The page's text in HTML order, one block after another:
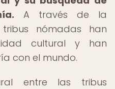
A través de la
nómadas han
cultural y han
con el mundo.
entre las tribus